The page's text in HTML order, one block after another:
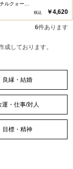
ルクォー…
￥4,620
6件あります
しております。
良縁・結婚
運・仕事/対人
目標・精神